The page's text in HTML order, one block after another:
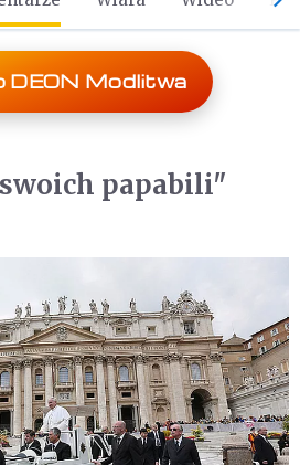
DEON Modlitwa
papabili"